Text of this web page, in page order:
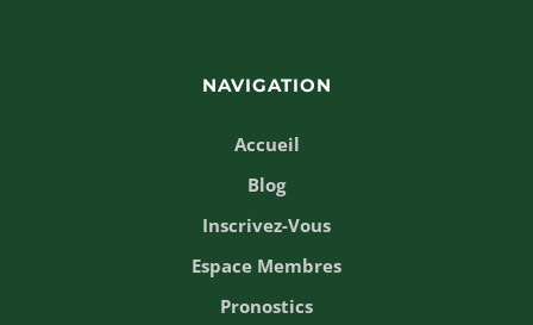
NAVIGATION
Accueil
Blog
Inscrivez-Vous
Espace Membres
Pronostics